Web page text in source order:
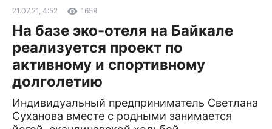
21.07.21, 4:52 1659
На базе эко-отеля на Байкале
реализуется проект по
активному и спортивному
долголетию
Индивидуальный предприниматель Светлана
Суханова вместе с родными занимается